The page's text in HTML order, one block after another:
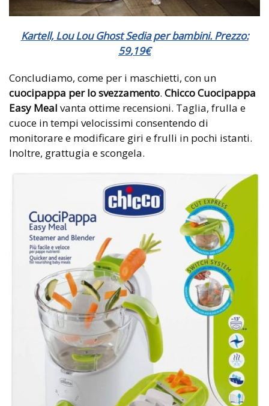
Kartell, Lou Lou Ghost Sedia per bambini. Prezzo:
59,19€
Concludiamo, come per i maschietti, con un
cuocipappa per lo svezzamento. Chicco Cuocipappa
Easy Meal vanta ottime recensioni. Taglia, frulla e
cuoce in tempi velocissimi consentendo di
monitorare e modificare giri e frulli in pochi istanti.
Inoltre, grattugia e scongela.